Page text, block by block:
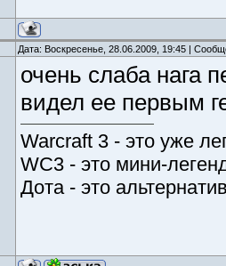
Дата: Воскресенье, 28.06.2009, 19:45 |
очень слаба нага
видел ее первым
Warcraft 3 - это уже
WC3 - это мини-
Дота - это